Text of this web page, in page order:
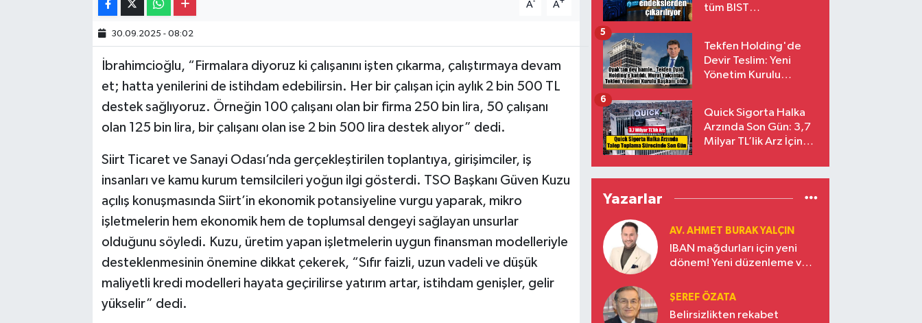
A A
30.09.2025 - 08:02
İbrahimcioğlu, “Firmalara diyoruz ki çalışanını işten çıkarma, çalıştırmaya devam
et; hatta yenilerini de istihdam edebilirsin. Her bir çalışan için aylık 2 bin 500 TL
destek sağlıyoruz. Örneğin 100 çalışanı olan bir firma 250 bin lira, 50 çalışanı
olan 125 bin lira, bir çalışanı olan ise 2 bin 500 lira destek alıyor” dedi.
Siirt Ticaret ve Sanayi Odası’nda gerçekleştirilen toplantıya, girişimciler, iş
insanları ve kamu kurum temsilcileri yoğun ilgi gösterdi. TSO Başkanı Güven Kuzu
açılış konuşmasında Siirt’in ekonomik potansiyeline vurgu yaparak, mikro
işletmelerin hem ekonomik hem de toplumsal dengeyi sağlayan unsurlar
olduğunu söyledi. Kuzu, üretim yapan işletmelerin uygun finansman modelleriyle
desteklenmesinin önemine dikkat çekerek, “Sıfır faizli, uzun vadeli ve düşük
maliyetli kredi modelleri hayata geçirilirse yatırım artar, istihdam genişler, gelir
yükselir” dedi.
tüm BIST
Tekfen Holding'de
Devir Teslim: Yeni
Yönetim Kurulu
5
Quick Sigorta Halka
Arzında Son Gün: 3,7
Milyar TL’lik Arz İçin
Eriyor
6
Yazarlar
AV. AHMET BURAK YALÇIN
IBAN mağdurları için yeni
dönem! Yeni düzenleme ve
ŞEREF ÖZATA
Belirsizlikten rekabet